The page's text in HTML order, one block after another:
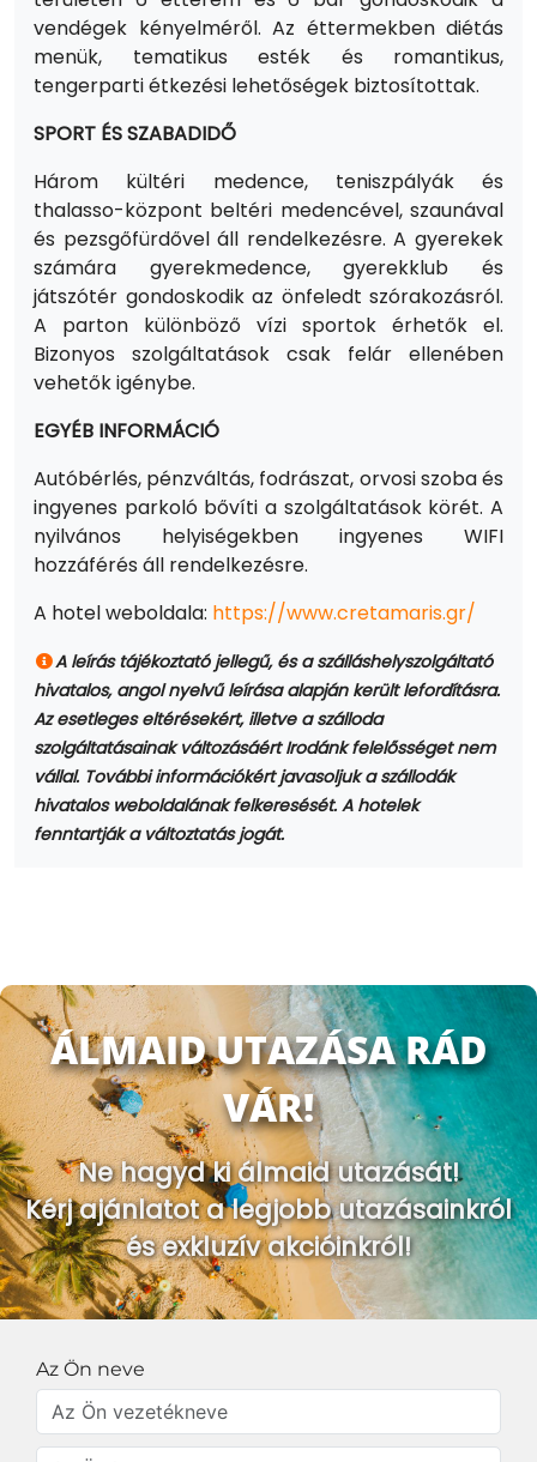
vendégek kényelméről. Az éttermekben diétás
menük, tematikus esték és romantikus,
tengerparti étkezési lehetőségek biztosítottak.
SPORT ÉS SZABADIDŐ
Három kültéri medence, teniszpályák és
thalasso-központ beltéri medencével, szaunával
és pezsgőfürdővel áll rendelkezésre. A gyerekek
számára gyerekmedence, gyerekklub és
játszótér gondoskodik az önfeledt szórakozásról.
A parton különböző vízi sportok érhetők el.
Bizonyos szolgáltatások csak felár ellenében
vehetők igénybe.
EGYÉB INFORMÁCIÓ
Autóbérlés, pénzváltás, fodrászat, orvosi szoba és
ingyenes parkoló bővíti a szolgáltatások körét. A
nyilvános helyiségekben ingyenes WIFI
hozzáférés áll rendelkezésre.
A hotel weboldala: https://www.cretamaris.gr/
A leírás tájékoztató jellegű, és a szálláshelyszolgáltató
hivatalos, angol nyelvű leírása alapján került lefordításra.
Az esetleges eltérésekért, illetve a szálloda
szolgáltatásainak változásáért Irodánk felelősséget nem
vállal. További információkért javasoljuk a szállodák
hivatalos weboldalának felkeresését. A hotelek
fenntartják a változtatás jogát.
ÁLMAID UTAZÁSA RÁD
VÁR!
Ne hagyd ki álmaid utazását!
Kérj ajánlatot a legjobb utazásainkról
és exkluzív akcióinkról!
Az Ön neve